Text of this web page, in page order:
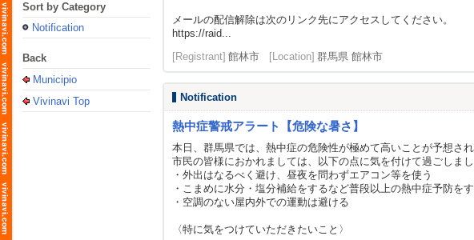
Sort by Category
Notification
Back
Municipio
Vivinavi Top
メールの配信解除は次のリンク先にアクセスしてください。
https://raid...
[Registrant] 館林市 [Location] 群馬県 館林市
Notification
熱中症警戒アラート【危険な暑さ】
本日、群馬県では、熱中症の危険性が極めて高いことが予想され
市民の皆様におかれましては、以下の点に気を付けて過ごしまし
・外出はなるべく避け、昼夜を問わずエアコン等を使う
・こまめに水分・塩分補給をするなど普段以上の熱中症予防を
・空調のない屋内外での運動は避ける
〈特に気をつけていただきたいこと〉